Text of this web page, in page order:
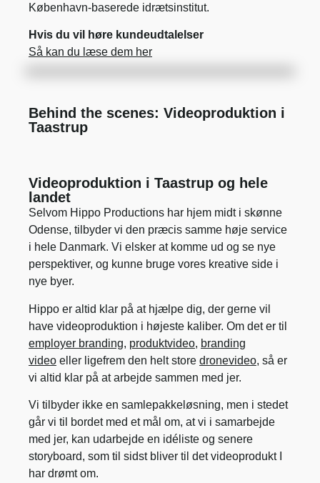
København-baserede idrætsinstitut.
Hvis du vil høre kundeudtalelser
Så kan du læse dem her
Behind the scenes: Videoproduktion i
Taastrup
Videoproduktion i Taastrup og hele
landet
Selvom Hippo Productions har hjem midt i skønne
Odense, tilbyder vi den præcis samme høje service
i hele Danmark. Vi elsker at komme ud og se nye
perspektiver, og kunne bruge vores kreative side i
nye byer.
Hippo er altid klar på at hjælpe dig, der gerne vil
have videoproduktion i højeste kaliber. Om det er til
employer branding, produktvideo, branding
video eller ligefrem den helt store dronevideo, så er
vi altid klar på at arbejde sammen med jer.
Vi tilbyder ikke en samlepakkeløsning, men i stedet
går vi til bordet med et mål om, at vi i samarbejde
med jer, kan udarbejde en idéliste og senere
storyboard, som til sidst bliver til det videoprodukt I
har drømt om.